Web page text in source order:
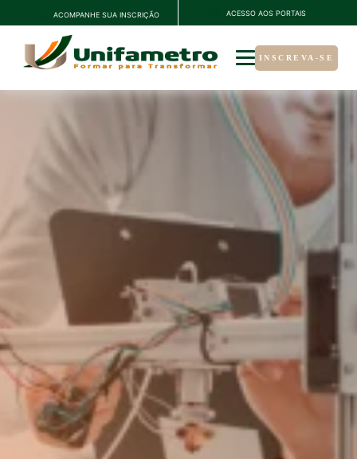
ACOMPANHE SUA INSCRIÇÃO ACESSO AOS PORTAIS
INSCREVA-SE